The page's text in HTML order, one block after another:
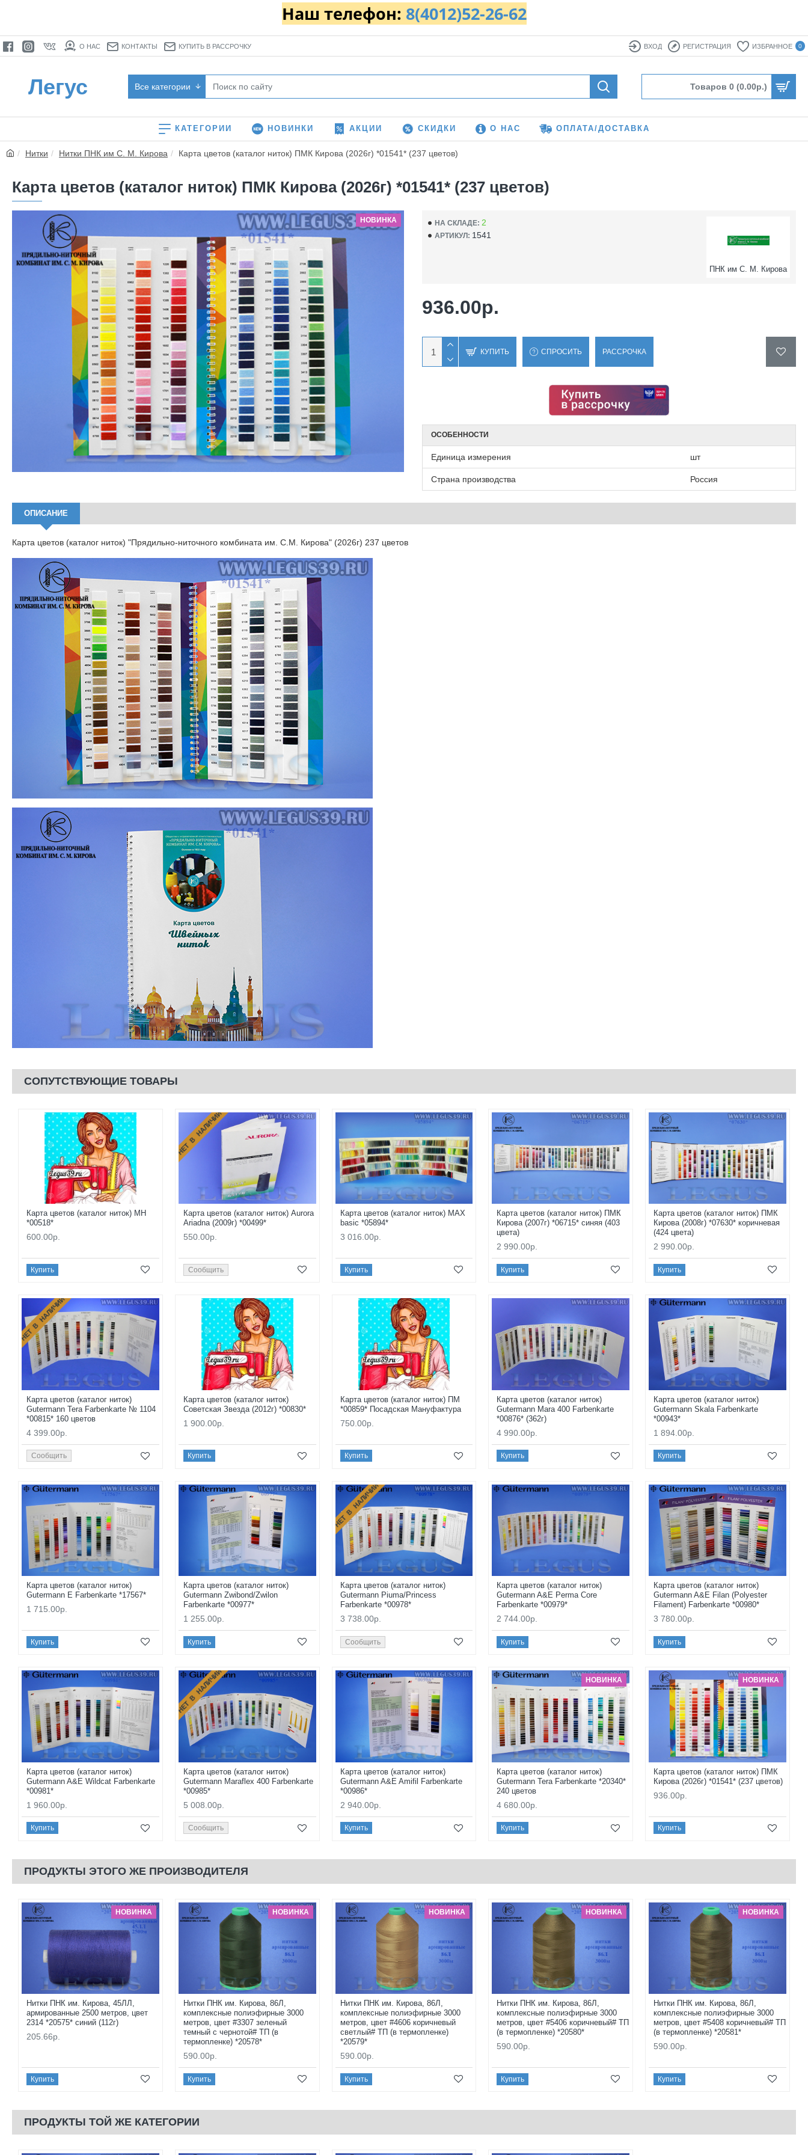
Наш телефон: 8(4012)52-26-62
О НАС КОНТАКТЫ КУПИТЬ В РАССРОЧКУ ВХОД РЕГИСТРАЦИЯ ИЗБРАННОЕ 0
Легус Все категории Товаров 0 (0.00р.)
КАТЕГОРИИ НОВИНКИ АКЦИИ СКИДКИ О НАС ОПЛАТА/ДОСТАВКА
Нитки Нитки ПНК им С. М. Кирова Карта цветов (каталог ниток) ПМК Кирова (2026г) *01541* (237 цветов)
Карта цветов (каталог ниток) ПМК Кирова (2026г) *01541* (237 цветов)
НОВИНКА НА СКЛАДЕ: 2
АРТИКУЛ: 1541
ПНК им С. М. Кирова
936.00р.
КУПИТЬ СПРОСИТЬ РАССРОЧКА
ОСОБЕННОСТИ
Единица измерения шт
Страна производства Россия
ОПИСАНИЕ
Карта цветов (каталог ниток) "Прядильно-ниточного комбината им. С.М. Кирова" (2026г) 237 цветов
СОПУТСТВУЮЩИЕ ТОВАРЫ
Карта цветов (каталог ниток) МН
*00518*
600.00р.
Купить
НЕТ В НАЛИЧИИ
Карта цветов (каталог ниток) Aurora
Ariadna (2009г) *00499*
550.00р.
Сообщить
Карта цветов (каталог ниток) MAX
basic *05894*
3 016.00р.
Купить
Карта цветов (каталог ниток) ПМК
Кирова (2007г) *06715* синяя (403
цвета)
2 990.00р.
Купить
Карта цветов (каталог ниток) ПМК
Кирова (2008г) *07630* коричневая
(424 цвета)
2 990.00р.
Купить
НЕТ В НАЛИЧИИ
Карта цветов (каталог ниток)
Gutermann Tera Farbenkarte № 1104
*00815* 160 цветов
4 399.00р.
Сообщить
Карта цветов (каталог ниток)
Советская Звезда (2012г) *00830*
1 900.00р.
Купить
Карта цветов (каталог ниток) ПМ
*00859* Посадская Мануфактура
750.00р.
Купить
Карта цветов (каталог ниток)
Gutermann Mara 400 Farbenkarte
*00876* (362г)
4 990.00р.
Купить
Карта цветов (каталог ниток)
Gutermann Skala Farbenkarte
*00943*
1 894.00р.
Купить
Карта цветов (каталог ниток)
Gutermann E Farbenkarte *17567*
1 715.00р.
Купить
Карта цветов (каталог ниток)
Gutermann Zwibond/Zwilon
Farbenkarte *00977*
1 255.00р.
Купить
НЕТ В НАЛИЧИИ
Карта цветов (каталог ниток)
Gutermann Piuma/Princess
Farbenkarte *00978*
3 738.00р.
Сообщить
Карта цветов (каталог ниток)
Gutermann A&E Perma Core
Farbenkarte *00979*
2 744.00р.
Купить
Карта цветов (каталог ниток)
Gutermann A&E Filan (Polyester
Filament) Farbenkarte *00980*
3 780.00р.
Купить
Карта цветов (каталог ниток)
Gutermann A&E Wildcat Farbenkarte
*00981*
1 960.00р.
Купить
НЕТ В НАЛИЧИИ
Карта цветов (каталог ниток)
Gutermann Maraflex 400 Farbenkarte
*00985*
5 008.00р.
Сообщить
Карта цветов (каталог ниток)
Gutermann A&E Amifil Farbenkarte
*00986*
2 940.00р.
Купить
НОВИНКА
Карта цветов (каталог ниток)
Gutermann Tera Farbenkarte *20340*
240 цветов
4 680.00р.
Купить
НОВИНКА
Карта цветов (каталог ниток) ПМК
Кирова (2026г) *01541* (237 цветов)
936.00р.
Купить
ПРОДУКТЫ ЭТОГО ЖЕ ПРОИЗВОДИТЕЛЯ
НОВИНКА
Нитки ПНК им. Кирова, 45ЛЛ,
армированные 2500 метров, цвет
2314 *20575* синий (112г)
205.66р.
Купить
НОВИНКА
Нитки ПНК им. Кирова, 86Л,
комплексные полиэфирные 3000
метров, цвет #3307 зеленый
темный с чернотой# ТП (в
термопленке) *20578*
590.00р.
Купить
НОВИНКА
Нитки ПНК им. Кирова, 86Л,
комплексные полиэфирные 3000
метров, цвет #4606 коричневый
светлый# ТП (в термопленке)
*20579*
590.00р.
Купить
НОВИНКА
Нитки ПНК им. Кирова, 86Л,
комплексные полиэфирные 3000
метров, цвет #5406 коричневый# ТП
(в термопленке) *20580*
590.00р.
Купить
НОВИНКА
Нитки ПНК им. Кирова, 86Л,
комплексные полиэфирные 3000
метров, цвет #5408 коричневый# ТП
(в термопленке) *20581*
590.00р.
Купить
ПРОДУКТЫ ТОЙ ЖЕ КАТЕГОРИИ